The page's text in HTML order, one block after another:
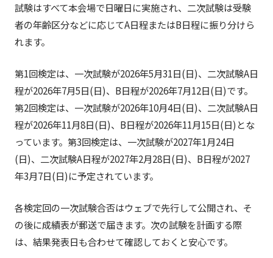
試験はすべて本会場で日曜日に実施され、二次試験は受験
者の年齢区分などに応じてA日程またはB日程に振り分けら
れます。
第1回検定は、一次試験が2026年5月31日(日)、二次試験A日
程が2026年7月5日(日)、B日程が2026年7月12日(日)です。
第2回検定は、一次試験が2026年10月4日(日)、二次試験A日
程が2026年11月8日(日)、B日程が2026年11月15日(日)とな
っています。第3回検定は、一次試験が2027年1月24日
(日)、二次試験A日程が2027年2月28日(日)、B日程が2027
年3月7日(日)に予定されています。
各検定回の一次試験合否はウェブで先行して公開され、そ
の後に成績表が郵送で届きます。次の試験を計画する際
は、結果発表日も合わせて確認しておくと安心です。